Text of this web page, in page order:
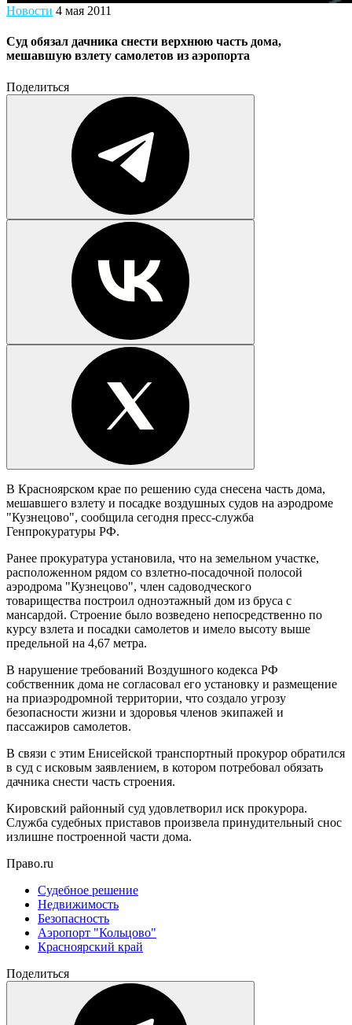
Новости 4 мая 2011
Суд обязал дачника снести верхнюю часть дома,
мешавшую взлету самолетов из аэропорта
Поделиться
В Красноярском крае по решению суда снесена часть дома,
мешавшего взлету и посадке воздушных судов на аэродроме
"Кузнецово", сообщила сегодня пресс-служба
Генпрокуратуры РФ.
Ранее прокуратура установила, что на земельном участке,
расположенном рядом со взлетно-посадочной полосой
аэродрома "Кузнецово", член садоводческого
товарищества построил одноэтажный дом из бруса с
мансардой. Строение было возведено непосредственно по
курсу взлета и посадки самолетов и имело высоту выше
предельной на 4,67 метра.
В нарушение требований Воздушного кодекса РФ
собственник дома не согласовал его установку и размещение
на приаэродромной территории, что создало угрозу
безопасности жизни и здоровья членов экипажей и
пассажиров самолетов.
В связи с этим Енисейской транспортный прокурор обратился
в суд с исковым заявлением, в котором потребовал обязать
дачника снести часть строения.
Кировский районный суд удовлетворил иск прокурора.
Служба судебных приставов произвела принудительный снос
излишне построенной части дома.
Право.ru
Судебное решение
Недвижимость
Безопасность
Аэропорт "Кольцово"
Красноярский край
Поделиться